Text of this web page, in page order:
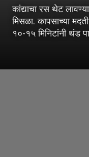
कांद्याचा रस थेट
मिसळा. कापसाच्या
१०-१५ मिनिटांनी थंड